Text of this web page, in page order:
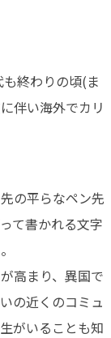
終わりの頃(ま
伴い海外でカリ
の平らなペン先
て書かれる文字
高まり、異国で
の近くのコミュ
がいることも知